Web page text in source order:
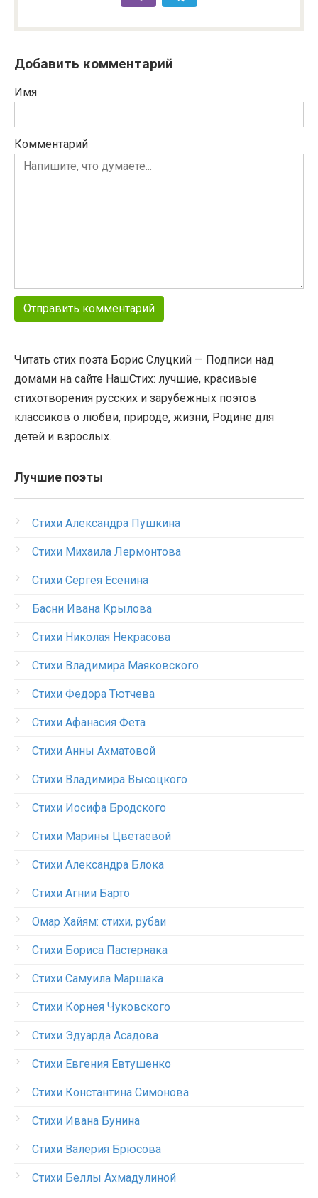
Добавить комментарий
Имя
Комментарий
Читать стих поэта Борис Слуцкий — Подписи над
домами на сайте НашСтих: лучшие, красивые
стихотворения русских и зарубежных поэтов
классиков о любви, природе, жизни, Родине для
детей и взрослых.
Лучшие поэты
Стихи Александра Пушкина
Стихи Михаила Лермонтова
Стихи Сергея Есенина
Басни Ивана Крылова
Стихи Николая Некрасова
Стихи Владимира Маяковского
Стихи Федора Тютчева
Стихи Афанасия Фета
Стихи Анны Ахматовой
Стихи Владимира Высоцкого
Стихи Иосифа Бродского
Стихи Марины Цветаевой
Стихи Александра Блока
Стихи Агнии Барто
Омар Хайям: стихи, рубаи
Стихи Бориса Пастернака
Стихи Самуила Маршака
Стихи Корнея Чуковского
Стихи Эдуарда Асадова
Стихи Евгения Евтушенко
Стихи Константина Симонова
Стихи Ивана Бунина
Стихи Валерия Брюсова
Стихи Беллы Ахмадулиной